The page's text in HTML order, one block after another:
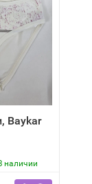
Baykar
наличии